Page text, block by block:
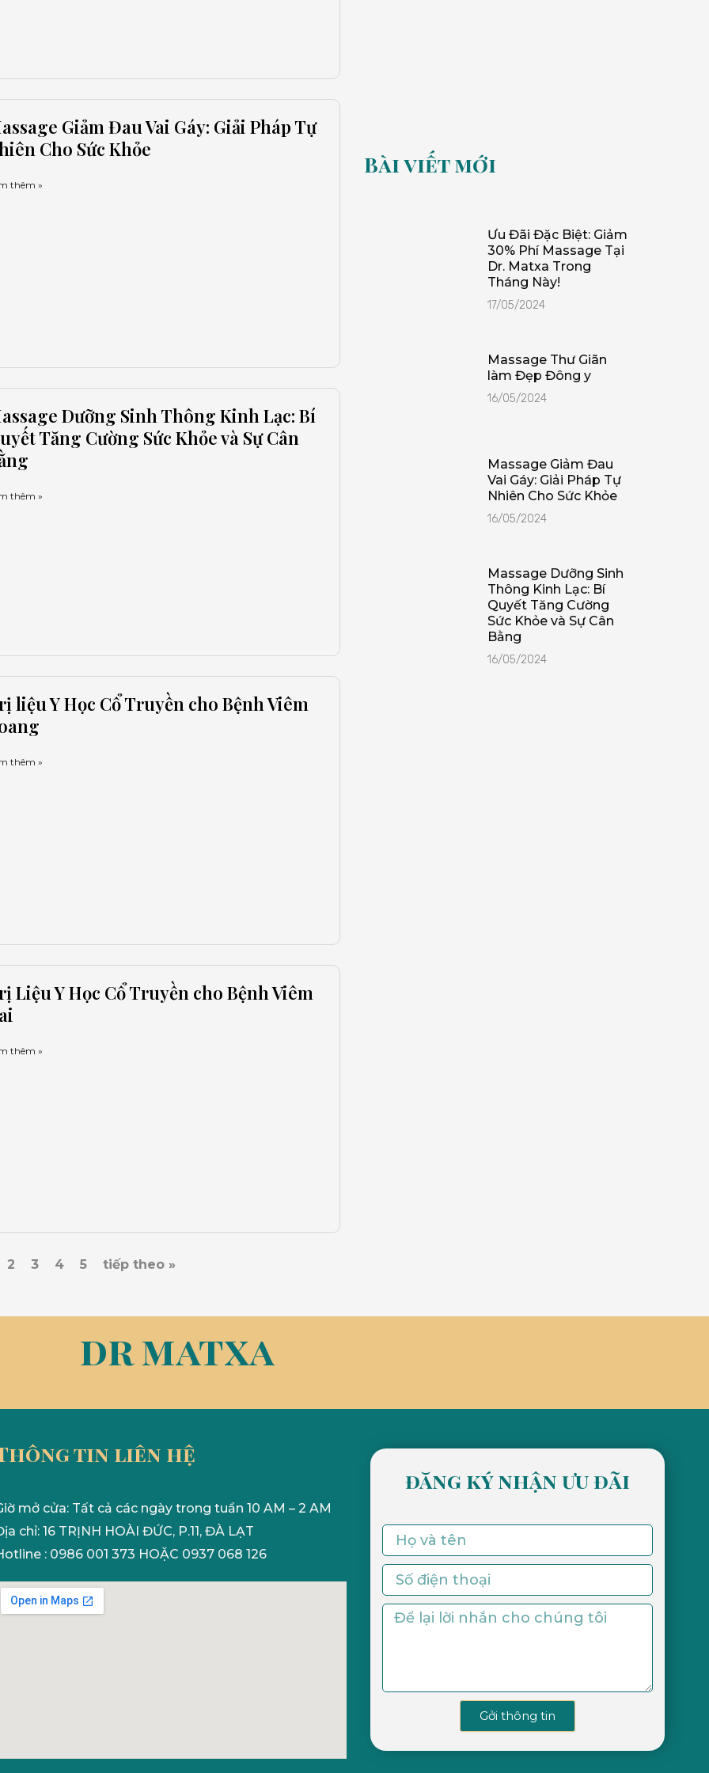
Giảm Đau Vai Gáy: Giải Pháp Tự
Cho Sức Khỏe
thêm »
Dưỡng Sinh Thông Kinh Lạc: Bí
Tăng Cường Sức Khỏe và Sự Cân
thêm »
liệu Y Học Cổ Truyền cho Bệnh Viêm
thêm »
Liệu Y Học Cổ Truyền cho Bệnh Viêm
thêm »
2 3 4 5 tiếp theo »
Bài viết mới
Ưu Đãi Đặc Biệt: Giảm
30% Phí Massage Tại
Dr. Matxa Trong
Tháng Này!
17/05/2024
Massage Thư Giãn
làm Đẹp Đông y
16/05/2024
Massage Giảm Đau
Vai Gáy: Giải Pháp Tự
Nhiên Cho Sức Khỏe
16/05/2024
Massage Dưỡng Sinh
Thông Kinh Lạc: Bí
Quyết Tăng Cường
Sức Khỏe và Sự Cân
Bằng
16/05/2024
dr matxa
tin liên hệ
mở cửa: Tất cả các ngày trong tuần 10 AM – 2 AM
chỉ: 16 TRỊNH HOÀI ĐỨC, P.11, ĐÀ LẠT
: 0986 001 373 HOẶC 0937 068 126
đăng ký nhận ưu đãi
Gởi thông tin